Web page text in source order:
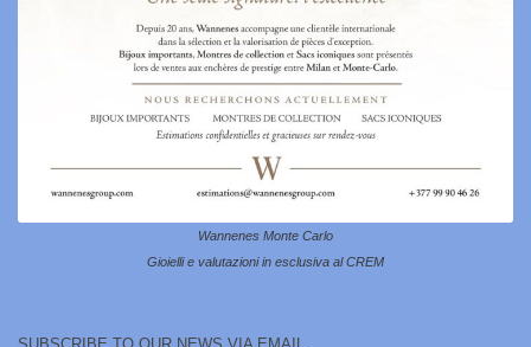
Wannenes Monte Carlo
Gioielli e valutazioni in esclusiva al CREM